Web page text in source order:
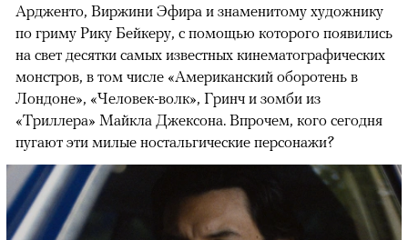
Ардженто, Виржини Эфира и знаменитому художнику
по гриму Рику Бейкеру, с помощью которого появились
на свет десятки самых известных кинематографических
монстров, в том числе «Американский оборотень в
Лондоне», «Человек-волк», Гринч и зомби из
«Триллера» Майкла Джексона. Впрочем, кого сегодня
пугают эти милые ностальгические персонажи?